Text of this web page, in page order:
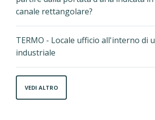
canale rettangolare?
TERMO - Locale ufficio all'interno di
industriale
VEDI ALTRO